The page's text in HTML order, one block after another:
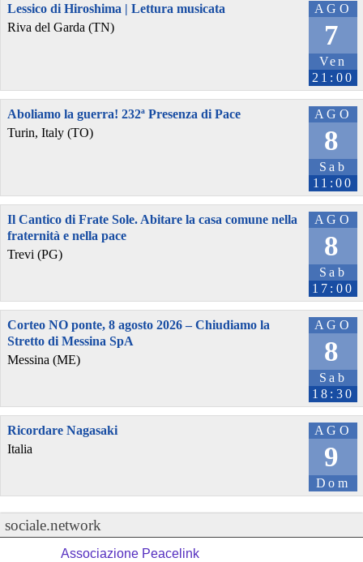
AGO
7
Ven
21:00
Lessico di Hiroshima | Lettura musicata
Riva del Garda (TN)
AGO
8
Sab
11:00
Aboliamo la guerra! 232ª Presenza di Pace
Turin, Italy (TO)
AGO
8
Sab
17:00
Il Cantico di Frate Sole. Abitare la casa comune nella
fraternità e nella pace
Trevi (PG)
AGO
8
Sab
18:30
Corteo NO ponte, 8 agosto 2026 – Chiudiamo la
Stretto di Messina SpA
Messina (ME)
AGO
9
Dom
Ricordare Nagasaki
Italia
sociale.network
Associazione Peacelink